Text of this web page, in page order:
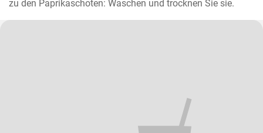
zu den Paprikaschoten: Waschen und trocknen Sie sie.